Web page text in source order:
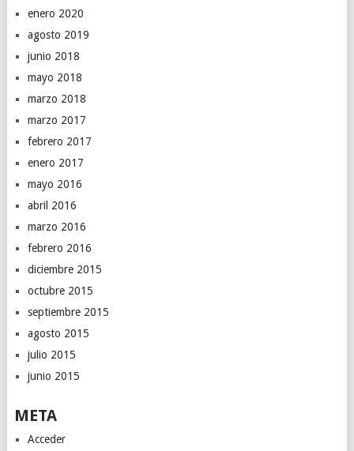
enero 2020
agosto 2019
junio 2018
mayo 2018
marzo 2018
marzo 2017
febrero 2017
enero 2017
mayo 2016
abril 2016
marzo 2016
febrero 2016
diciembre 2015
octubre 2015
septiembre 2015
agosto 2015
julio 2015
junio 2015
META
Acceder